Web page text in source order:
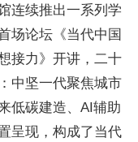
连续推出一系列学
场论坛《当代中国
接力》开讲，二十
中坚一代聚焦城市
低碳建造、AI辅助
呈现，构成了当代